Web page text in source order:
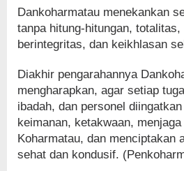
Dankoharmatau menekankan
tanpa hitung-hitungan,
berintegritas, dan keikhlasan
Diakhir pengarahannya
mengharapkan, agar setiap
ibadah, dan personel
keimanan, ketakwaan,
Koharmatau, dan menciptakan
sehat dan kondusif.